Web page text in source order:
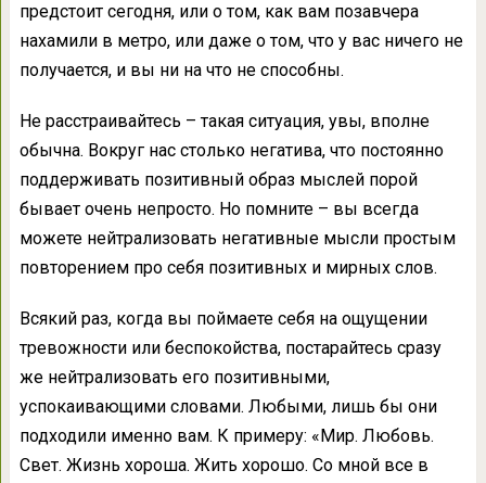
предстоит сегодня, или о том, как вам позавчера
нахамили в метро, или даже о том, что у вас ничего не
получается, и вы ни на что не способны.
Не расстраивайтесь – такая ситуация, увы, вполне
обычна. Вокруг нас столько негатива, что постоянно
поддерживать позитивный образ мыслей порой
бывает очень непросто. Но помните – вы всегда
можете нейтрализовать негативные мысли простым
повторением про себя позитивных и мирных слов.
Всякий раз, когда вы поймаете себя на ощущении
тревожности или беспокойства, постарайтесь сразу
же нейтрализовать его позитивными,
успокаивающими словами. Любыми, лишь бы они
подходили именно вам. К примеру: «Мир. Любовь.
Свет. Жизнь хороша. Жить хорошо. Со мной все в